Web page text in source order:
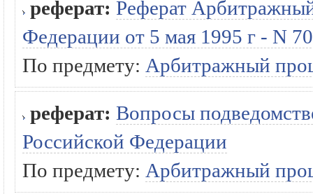
реферат: Реферат
Федерации от 5 мая 1995 г - N
По предмету: Арбитражный
реферат: Вопросы
Российской Федерации
По предмету: Арбитражный